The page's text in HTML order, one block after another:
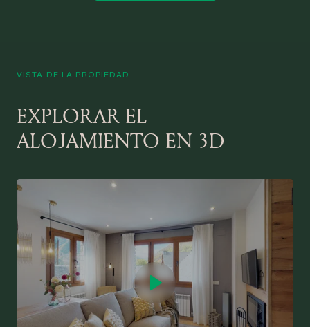
VISTA DE LA PROPIEDAD
EXPLORAR EL
ALOJAMIENTO EN 3D